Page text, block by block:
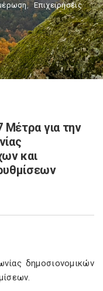
, Επιχειρήσεις
Μέτρα για την
και
δημοσιονομικών